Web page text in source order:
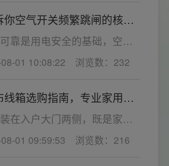
片长度决定了插座距离的大
二三插同时插入越方便)。
你空气开关频繁跳闸的核心
策靠是用电安全的基础，空开
电压波动、配件适配性不足
陷。联塑建材依托成熟的电
结构设计科学、稳压防护性能
电压瞬变、电网波动等场
、误跳闸等故障问题。
01 10:08:22 浏览数：232
线箱选购指南，专业家用开
家为您详解
在入户大门两侧，既是家居
纳载体，也会影响墙面整体
颜值、内部空间、模块化功
01 09:59:53 浏览数：216